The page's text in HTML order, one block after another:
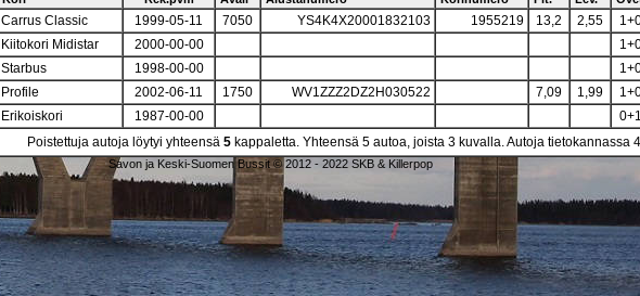
Carrus Classic 1999-05-11 7050 YS4K4X20001832103 1955219 13,2 2,55
Kiitokori Midistar 2000-00-00
Starbus 1998-00-00
Profile 2002-06-11 1750 WV1ZZZ2DZ2H030522 7,09 1,99
Erikoiskori 1987-00-00
Poistettuja autoja löytyi yhteensä 5kappaletta. Yhteensä 5 autoa, joista 3 kuvalla. Autoja tietokannassa
Savon ja Keski-Suomen Bussit © 2012 - 2022 SKB & Killerpop